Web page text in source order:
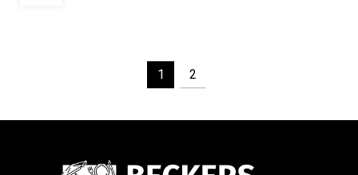
1 2